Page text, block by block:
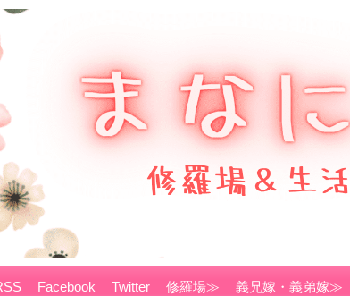
Facebook Twitter 修羅場≫ 義兄嫁・義弟嫁≫